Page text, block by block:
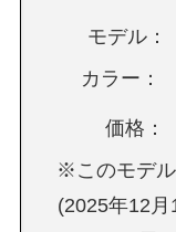
モデル：
カラー：
価格：
※このモデ
(2025年12